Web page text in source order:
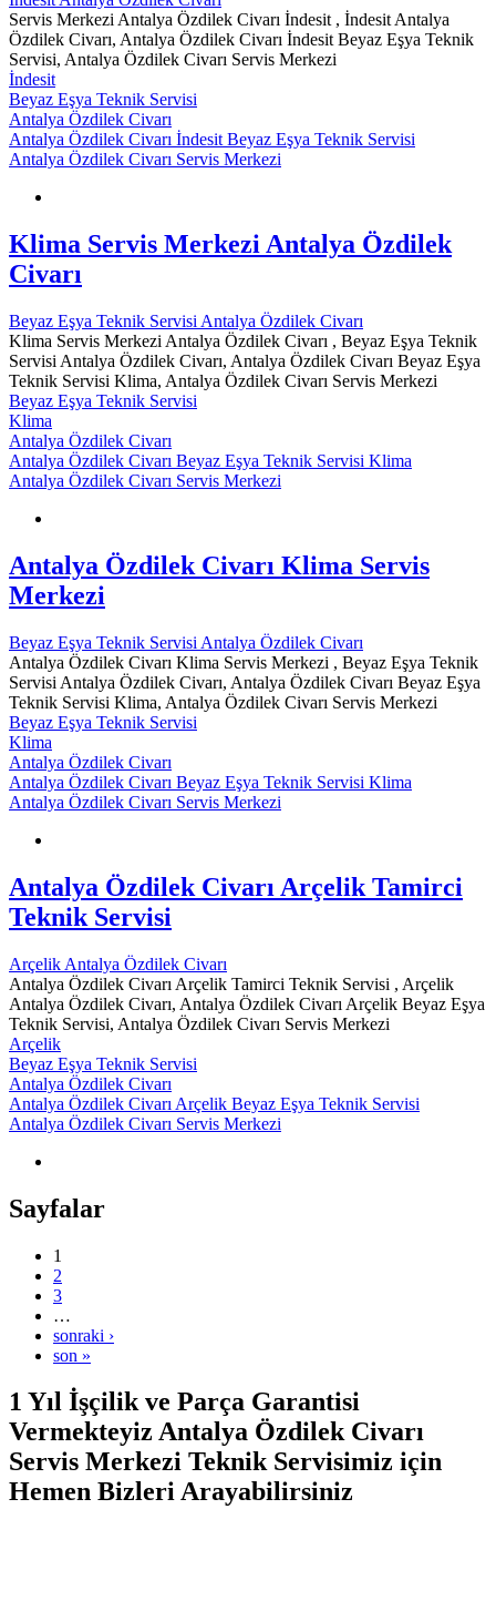
Servis Merkezi Antalya Özdilek Civarı İndesit , İndesit Antalya
Özdilek Civarı, Antalya Özdilek Civarı İndesit Beyaz Eşya Teknik
Servisi, Antalya Özdilek Civarı Servis Merkezi
İndesit
Beyaz Eşya Teknik Servisi
Antalya Özdilek Civarı
Antalya Özdilek Civarı İndesit Beyaz Eşya Teknik Servisi
Antalya Özdilek Civarı Servis Merkezi
Klima Servis Merkezi Antalya Özdilek
Civarı
Beyaz Eşya Teknik Servisi Antalya Özdilek Civarı
Klima Servis Merkezi Antalya Özdilek Civarı , Beyaz Eşya Teknik
Servisi Antalya Özdilek Civarı, Antalya Özdilek Civarı Beyaz Eşya
Teknik Servisi Klima, Antalya Özdilek Civarı Servis Merkezi
Beyaz Eşya Teknik Servisi
Klima
Antalya Özdilek Civarı
Antalya Özdilek Civarı Beyaz Eşya Teknik Servisi Klima
Antalya Özdilek Civarı Servis Merkezi
Antalya Özdilek Civarı Klima Servis
Merkezi
Beyaz Eşya Teknik Servisi Antalya Özdilek Civarı
Antalya Özdilek Civarı Klima Servis Merkezi , Beyaz Eşya Teknik
Servisi Antalya Özdilek Civarı, Antalya Özdilek Civarı Beyaz Eşya
Teknik Servisi Klima, Antalya Özdilek Civarı Servis Merkezi
Beyaz Eşya Teknik Servisi
Klima
Antalya Özdilek Civarı
Antalya Özdilek Civarı Beyaz Eşya Teknik Servisi Klima
Antalya Özdilek Civarı Servis Merkezi
Antalya Özdilek Civarı Arçelik Tamirci
Teknik Servisi
Arçelik Antalya Özdilek Civarı
Antalya Özdilek Civarı Arçelik Tamirci Teknik Servisi , Arçelik
Antalya Özdilek Civarı, Antalya Özdilek Civarı Arçelik Beyaz Eşya
Teknik Servisi, Antalya Özdilek Civarı Servis Merkezi
Arçelik
Beyaz Eşya Teknik Servisi
Antalya Özdilek Civarı
Antalya Özdilek Civarı Arçelik Beyaz Eşya Teknik Servisi
Antalya Özdilek Civarı Servis Merkezi
Sayfalar
1
2
3
…
sonraki ›
son »
1 Yıl İşçilik ve Parça Garantisi
Vermekteyiz Antalya Özdilek Civarı
Servis Merkezi Teknik Servisimiz için
Hemen Bizleri Arayabilirsiniz